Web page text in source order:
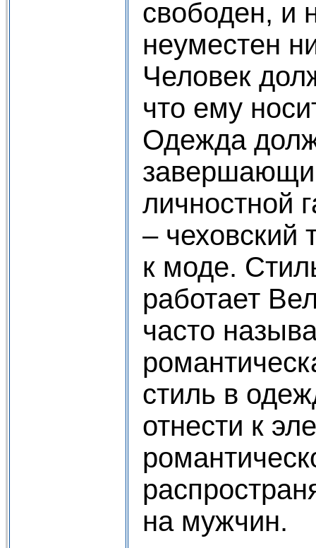
свободен, и
неуместен
Человек
что ему
Одежда
личностной
– чеховский
к моде.
работает
часто
стиль в
отнести к
на мужчин.